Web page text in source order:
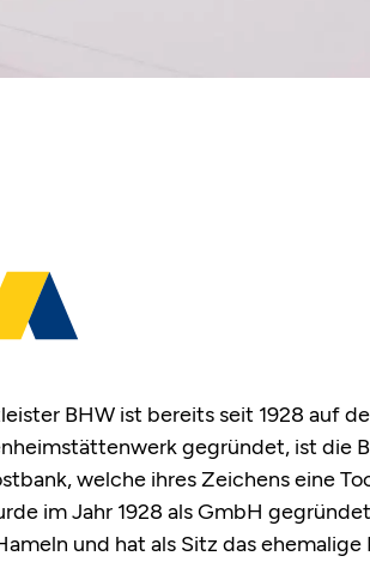
BHW ist bereits seit 1928 auf
gegründet, ist die
welche ihres Zeichens eine
im Jahr 1928 als GmbH
und hat als Sitz das